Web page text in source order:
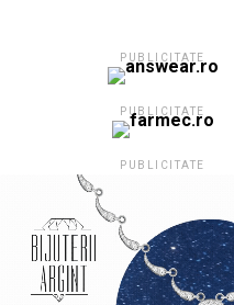
PUBLICITATE
PUBLICITATE
PUBLICITATE